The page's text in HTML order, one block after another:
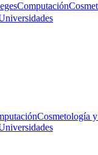
Computación
Cosmetología